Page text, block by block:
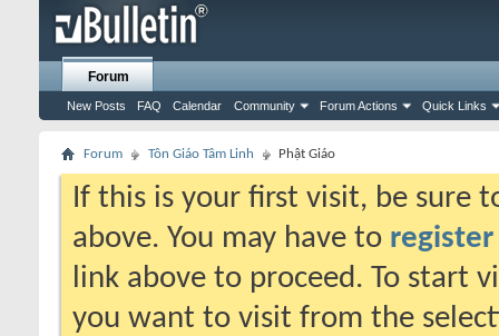
Forum
New Posts FAQ Calendar Community Forum Actions Quick Links
Forum Tôn Giáo Tâm Linh Phật Giáo
If this is your first visit, be sure
above. You may have to register
link above to proceed. To start
you want to visit from the